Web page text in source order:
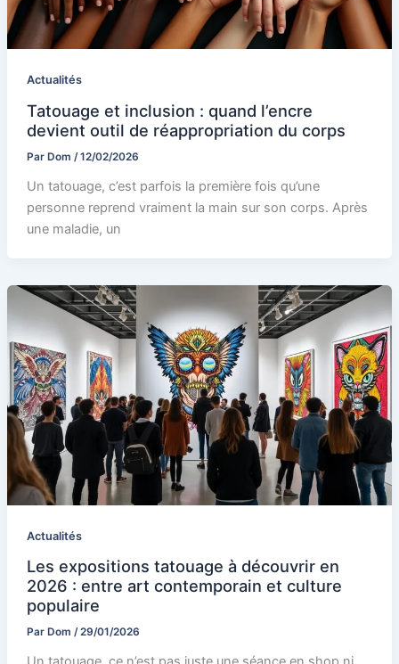
Actualités
Tatouage et inclusion : quand l’encre
devient outil de réappropriation du corps
Par Dom /12/02/2026
Un tatouage, c’est parfois la première fois qu’une
personne reprend vraiment la main sur son corps. Après
une maladie, un
Actualités
Les expositions tatouage à découvrir en
2026 : entre art contemporain et culture
populaire
Par Dom /29/01/2026